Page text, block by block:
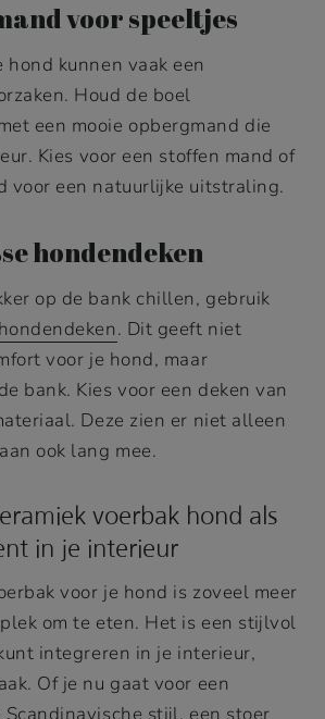
voor speeltjes
hond kunnen vaak een
Houd de boel
een mooie opbergmand die
Kies voor een stoffen mand of
voor een natuurlijke uitstraling.
hondendeken
op de bank chillen, gebruik
. Dit geeft niet
voor je hond, maar
bank. Kies voor een deken van
Deze zien er niet alleen
ook lang mee.
voerbak hond als
in je interieur
voor je hond is zoveel meer
om te eten. Het is een stijlvol
integreren in je interieur,
Of je nu gaat voor een